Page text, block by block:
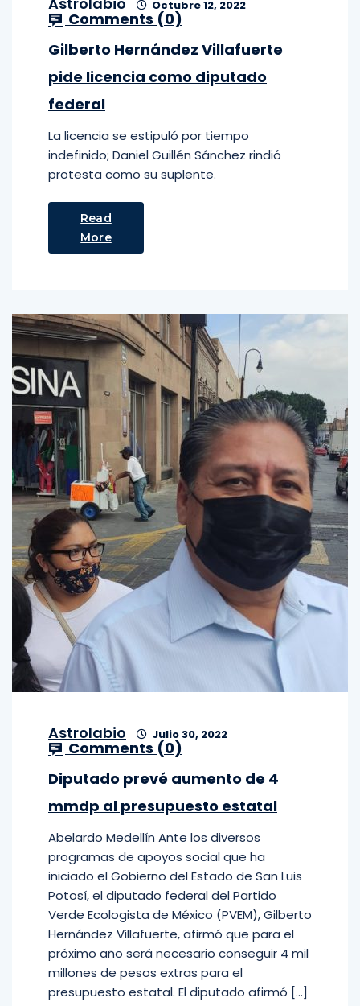
Octubre 12, 2022
Comments (0)
Gilberto Hernández Villafuerte
pide licencia como diputado
federal
La licencia se estipuló por tiempo
indefinido; Daniel Guillén Sánchez rindió
protesta como su suplente.
Read
More
Astrolabio Julio 30, 2022
Comments (0)
Diputado prevé aumento de 4
mmdp al presupuesto estatal
Abelardo Medellín Ante los diversos
programas de apoyos social que ha
iniciado el Gobierno del Estado de San Luis
Potosí, el diputado federal del Partido
Verde Ecologista de México (PVEM), Gilberto
Hernández Villafuerte, afirmó que para el
próximo año será necesario conseguir 4 mil
millones de pesos extras para el
presupuesto estatal. El diputado afirmó […]